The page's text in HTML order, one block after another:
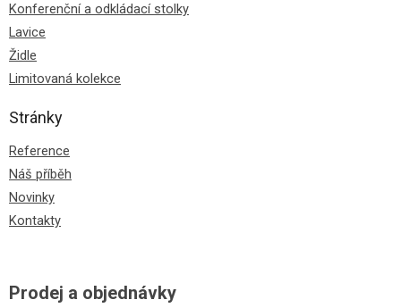
Konferenční a odkládací stolky
Lavice
Židle
Limitovaná kolekce
Stránky
Reference
Náš příběh
Novinky
Kontakty
Prodej a objednávky